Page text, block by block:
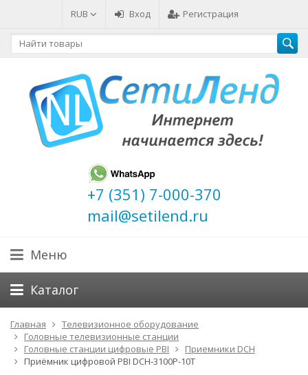
RUB Вход Регистрация
+7 (351) 7-000-370
mail@setilend.ru
Меню
Каталог
Главная
Телевизионное оборудование
Головные телевизионные станции
Головные станции цифровые PBI
Приемники DCH
Приёмник цифровой PBI DCH-3100P-10T